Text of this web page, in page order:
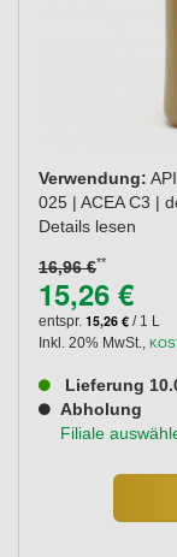
Verwendung:
025 | ACEA C3 |
Details lesen
16,96 €**
15,26 €
entspr. 15,26 € / 1 L
Inkl. 20% MwSt.,
Lieferung
Abholung
Filiale